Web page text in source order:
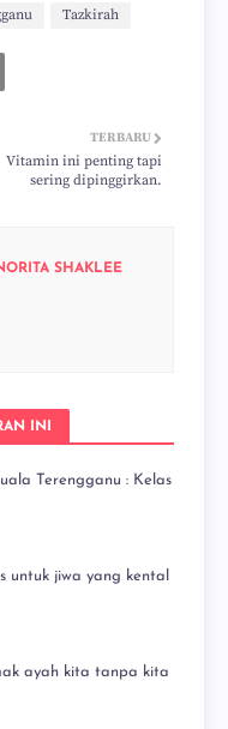
Tazkirah
TERBARU
Vitamin ini penting tapi
sering dipinggirkan.
SHAKLEE
INI
Terengganu : Kelas
untuk jiwa yang kental
ayah kita tanpa kita